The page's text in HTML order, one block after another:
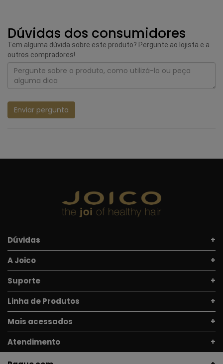
Dúvidas dos consumidores
Tem alguma dúvida sobre este produto? Pergunte ao lojista e a
outros compradores!
Enviar pergunta
Dúvidas
A Joico
Suporte
Linha de Produtos
Mais acessados
Atendimento